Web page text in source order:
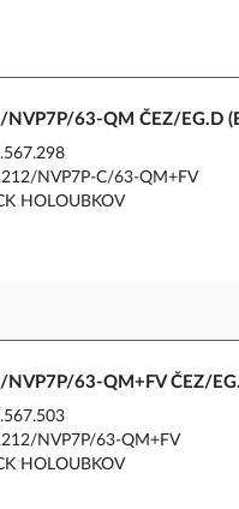
NVP7P/63-QM ČEZ/EG.D
NVP7P-C/63-QM+FV
HOLOUBKOV
NVP7P/63-QM+FV ČEZ/
NVP7P/63-QM+FV
HOLOUBKOV